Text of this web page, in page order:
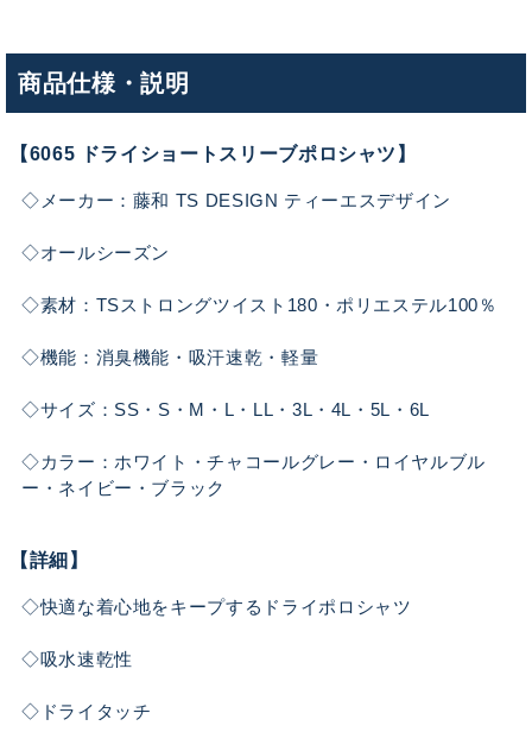
商品仕様・説明
【6065 ドライショートスリーブポロシャツ】
◇メーカー：藤和 TS DESIGN ティーエスデザイン
◇オールシーズン
◇素材：TSストロングツイスト180・ポリエステル100％
◇機能：消臭機能・吸汗速乾・軽量
◇サイズ：SS・S・M・L・LL・3L・4L・5L・6L
◇カラー：ホワイト・チャコールグレー・ロイヤルブル
ー・ネイビー・ブラック
【詳細】
◇快適な着心地をキープするドライポロシャツ
◇吸水速乾性
◇ドライタッチ